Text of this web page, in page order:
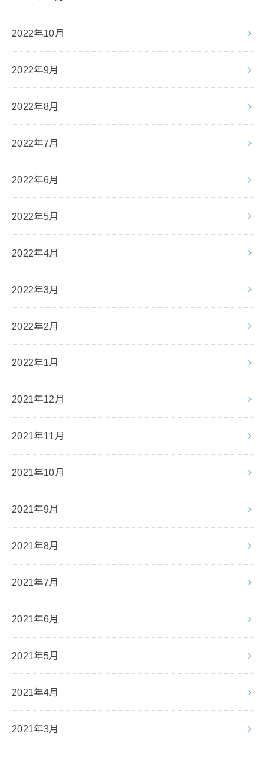
2022年10月
2022年9月
2022年8月
2022年7月
2022年6月
2022年5月
2022年4月
2022年3月
2022年2月
2022年1月
2021年12月
2021年11月
2021年10月
2021年9月
2021年8月
2021年7月
2021年6月
2021年5月
2021年4月
2021年3月